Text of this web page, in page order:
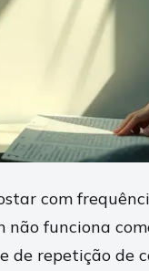
com
não funciona
de repetição de